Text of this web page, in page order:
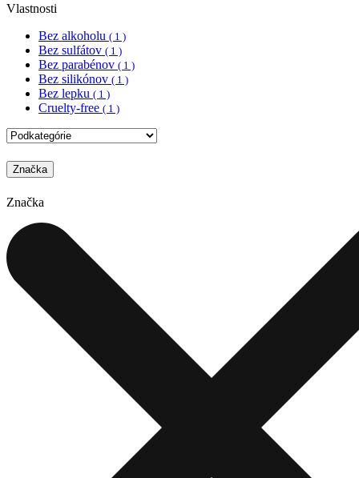
Vlastnosti
Bez alkoholu ( 1 )
Bez sulfátov ( 1 )
Bez parabénov ( 1 )
Bez silikónov ( 1 )
Bez lepku ( 1 )
Cruelty-free ( 1 )
Značka
Značka